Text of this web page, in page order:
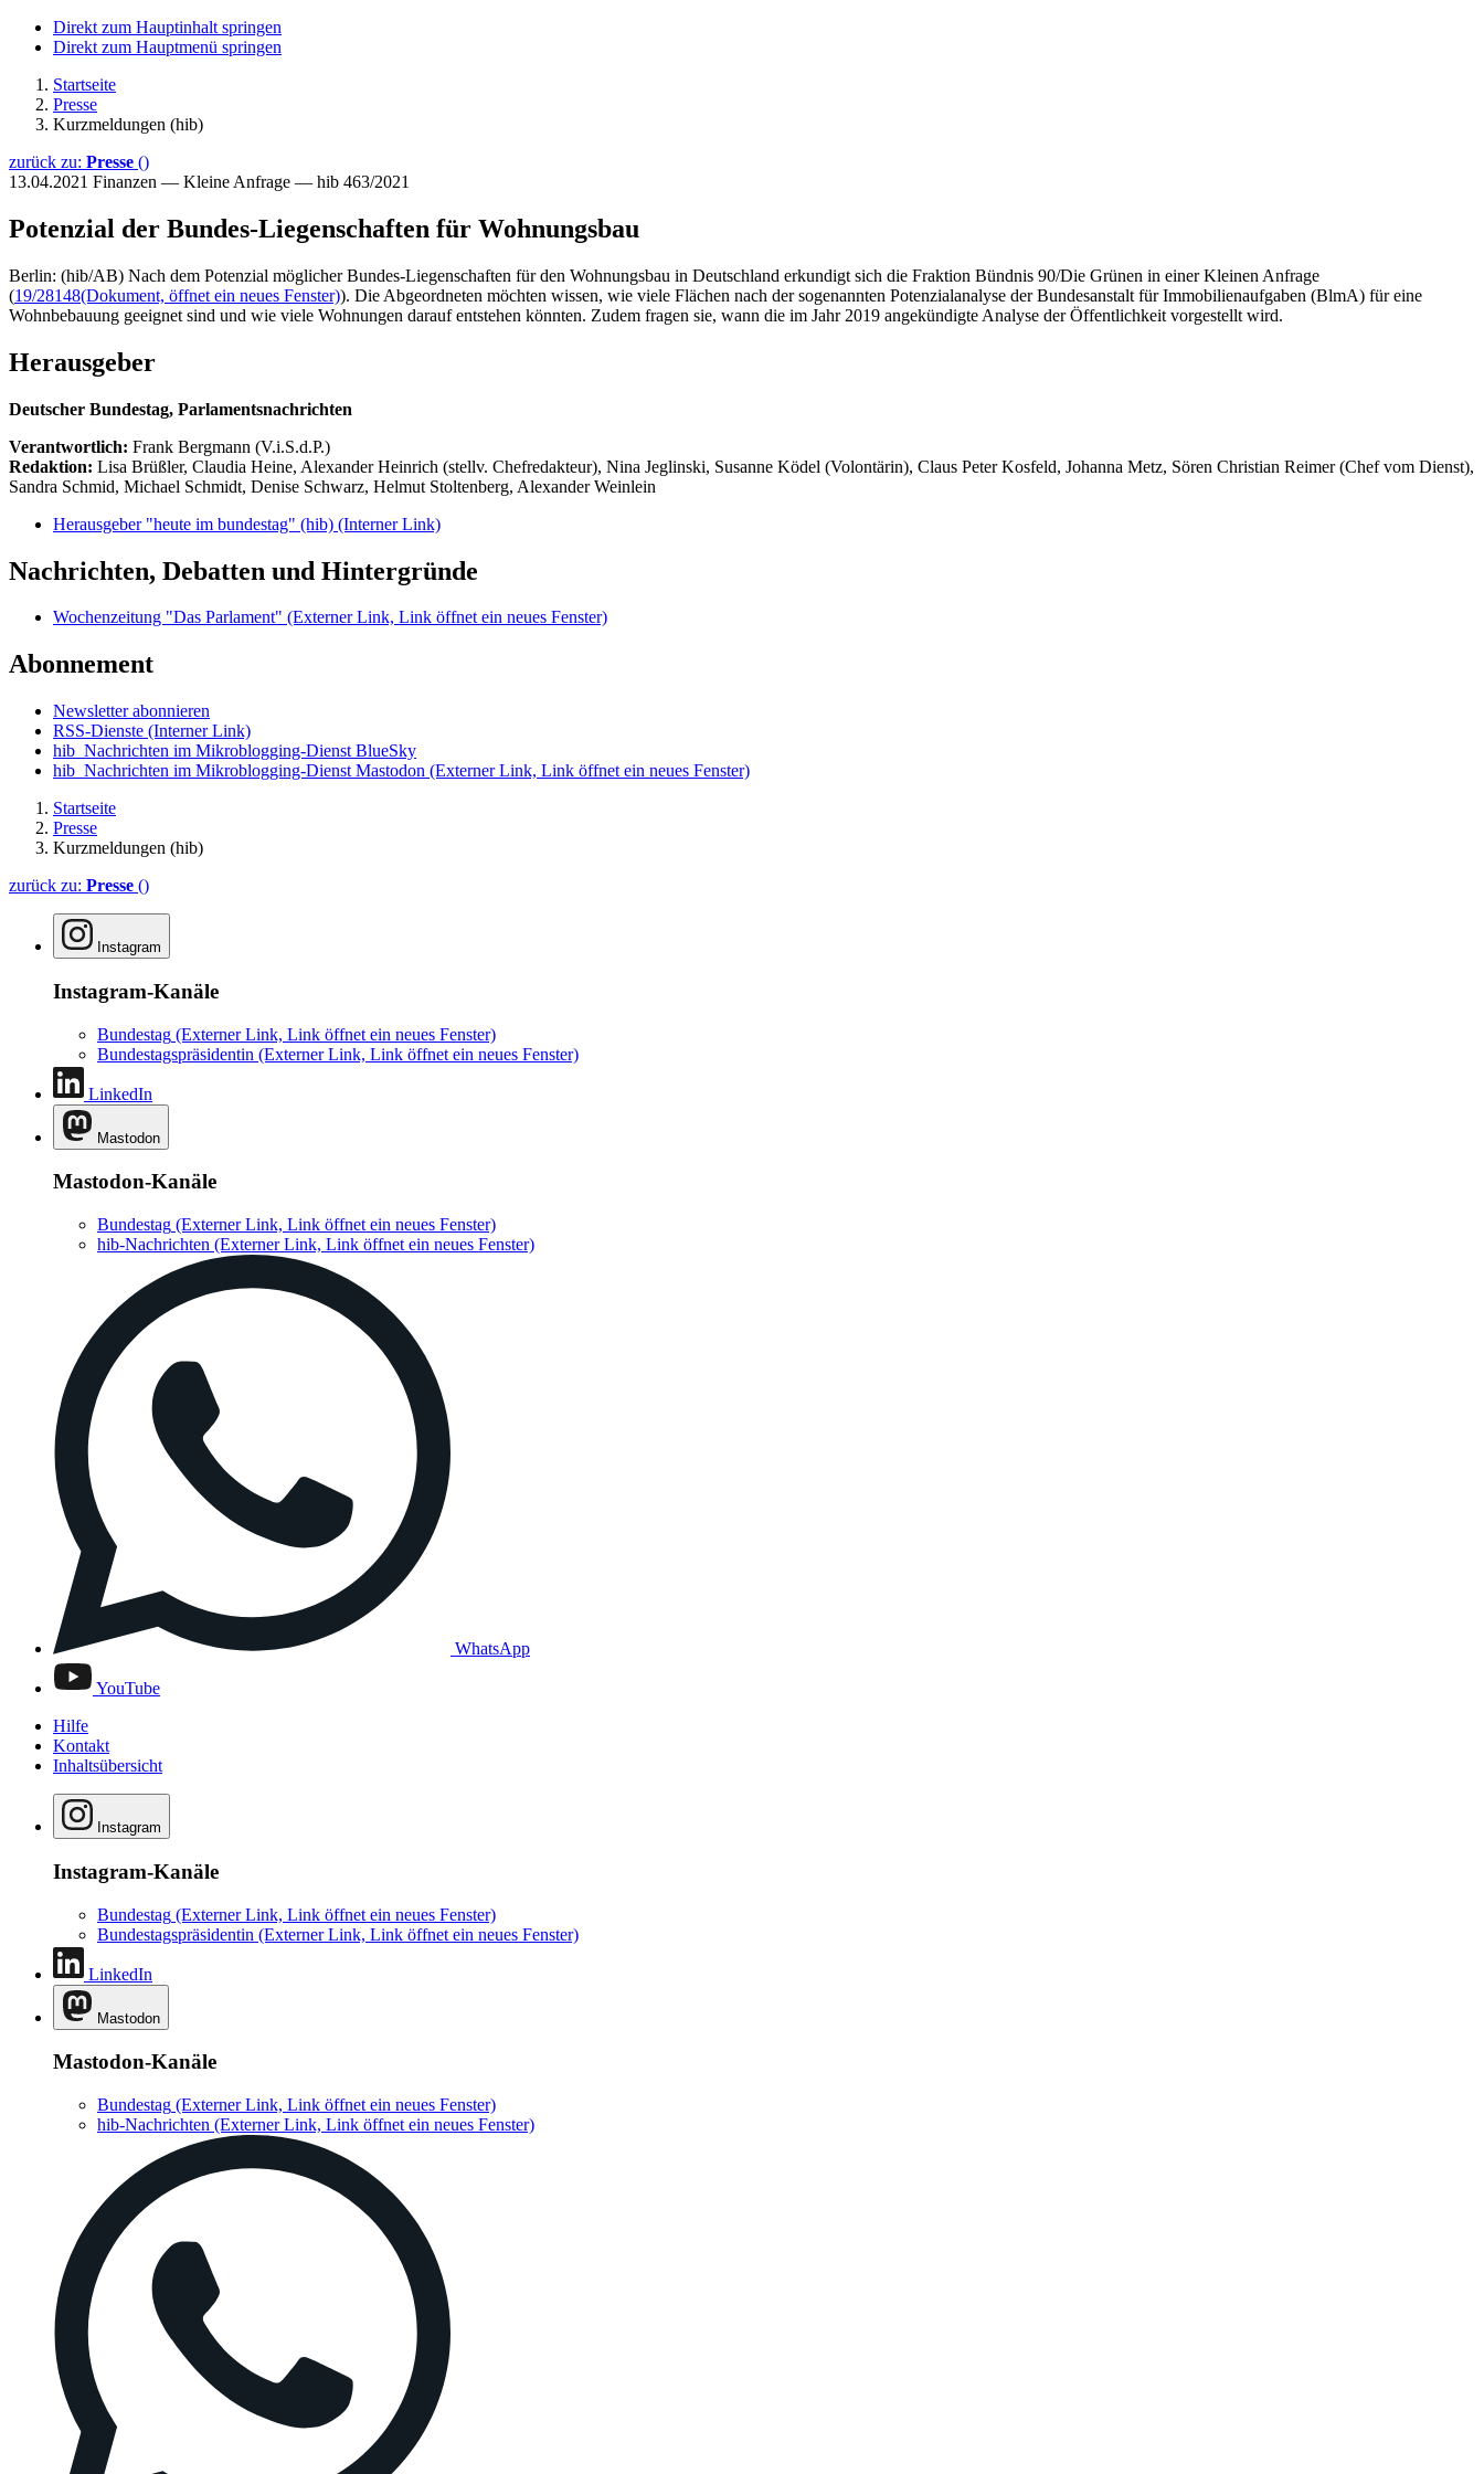
Direkt zum Hauptinhalt springen
Direkt zum Hauptmenü springen
Startseite
Presse
Kurzmeldungen (hib)
zurück zu: Presse ()
13.04.2021 Finanzen — Kleine Anfrage — hib 463/2021
Potenzial der Bundes-Liegenschaften für Wohnungsbau
Berlin: (hib/AB) Nach dem Potenzial möglicher Bundes-Liegenschaften für den Wohnungsbau in Deutschland erkundigt sich die Fraktion Bündnis 90/Die Grünen in einer Kleinen Anfrage
(19/28148(Dokument, öffnet ein neues Fenster)). Die Abgeordneten möchten wissen, wie viele Flächen nach der sogenannten Potenzialanalyse der Bundesanstalt für Immobilienaufgaben (BlmA) für eine
Wohnbebauung geeignet sind und wie viele Wohnungen darauf entstehen könnten. Zudem fragen sie, wann die im Jahr 2019 angekündigte Analyse der Öffentlichkeit vorgestellt wird.
Herausgeber
Deutscher Bundestag, Parlamentsnachrichten
Verantwortlich: Frank Bergmann (V.i.S.d.P.)
Redaktion: Lisa Brüßler, Claudia Heine, Alexander Heinrich (stellv. Chefredakteur), Nina Jeglinski, Susanne Ködel (Volontärin), Claus Peter Kosfeld, Johanna Metz, Sören Christian Reimer (Chef vom Dienst),
Sandra Schmid, Michael Schmidt, Denise Schwarz, Helmut Stoltenberg, Alexander Weinlein
Herausgeber "heute im bundestag" (hib) (Interner Link)
Nachrichten, Debatten und Hintergründe
Wochenzeitung "Das Parlament" (Externer Link, Link öffnet ein neues Fenster)
Abonnement
Newsletter abonnieren
RSS-Dienste (Interner Link)
hib_Nachrichten im Mikroblogging-Dienst BlueSky
hib_Nachrichten im Mikroblogging-Dienst Mastodon (Externer Link, Link öffnet ein neues Fenster)
Startseite
Presse
Kurzmeldungen (hib)
zurück zu: Presse ()
Instagram
Instagram-Kanäle
Bundestag (Externer Link, Link öffnet ein neues Fenster)
Bundestagspräsidentin (Externer Link, Link öffnet ein neues Fenster)
LinkedIn
Mastodon
Mastodon-Kanäle
Bundestag (Externer Link, Link öffnet ein neues Fenster)
hib-Nachrichten (Externer Link, Link öffnet ein neues Fenster)
WhatsApp
YouTube
Hilfe
Kontakt
Inhaltsübersicht
Instagram
Instagram-Kanäle
Bundestag (Externer Link, Link öffnet ein neues Fenster)
Bundestagspräsidentin (Externer Link, Link öffnet ein neues Fenster)
LinkedIn
Mastodon
Mastodon-Kanäle
Bundestag (Externer Link, Link öffnet ein neues Fenster)
hib-Nachrichten (Externer Link, Link öffnet ein neues Fenster)